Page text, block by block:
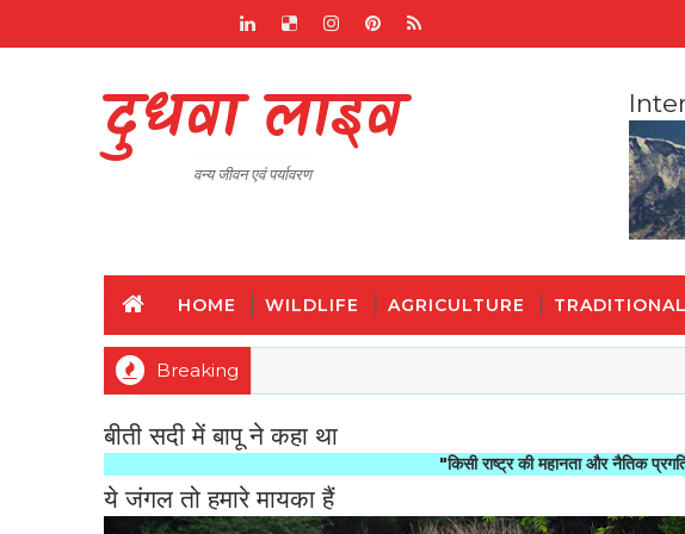
दुधवा लाइव
वन्य जीवन एवं पर्यावरण
HOME WILDLIFE AGRICULTURE
Breaking
बीती सदी में बापू ने कहा था
"किसी राष्ट्र की महानता और नैतिक प्रगति को इस
ये जंगल तो हमारे मायका हैं